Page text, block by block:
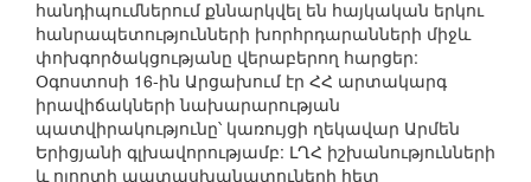
հանդիպումներում քննարկվել են հայկական երկու
հանրապետությունների խորհրդարանների միջև
փոխգործակցությանը վերաբերող հարցեր:
Օգոստոսի 16-ին Արցախում էր ՀՀ արտակարգ
իրավիճակների նախարարության
պատվիրակությունը՝ կառույցի ղեկավար Արմեն
Երիցյանի գլխավորությամբ: ԼՂՀ իշխանությունների
և ոլորտի պատասխանատուների հետ